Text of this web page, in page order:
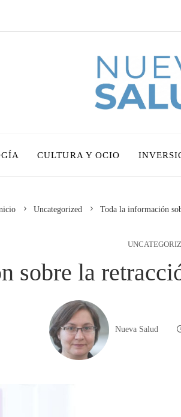
CULTURA Y OCIO
Uncategorized Toda la información
sobre la
Nueva Salud